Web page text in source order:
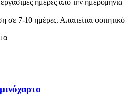
ημέρες από την ημερομηνία
7-10 ημέρες. Απαιτείται φοιτητικό